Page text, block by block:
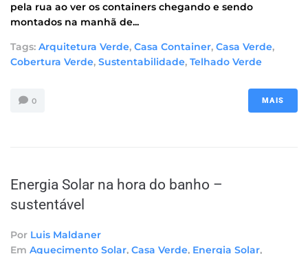
pela rua ao ver os containers chegando e sendo
montados na manhã de...
Tags: Arquitetura Verde, Casa Container, Casa Verde,
Cobertura Verde, Sustentabilidade, Telhado Verde
0 MAIS
Energia Solar na hora do banho –
sustentável
Por Luis Maldaner
Em Aquecimento Solar, Casa Verde, Energia Solar,